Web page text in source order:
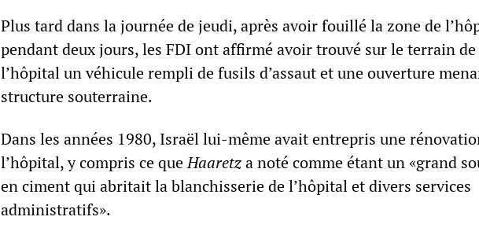
Plus tard dans la journée de jeudi, après avoir fouillé la zone de
pendant deux jours, les FDI ont affirmé avoir trouvé sur le terrain de
l’hôpital un véhicule rempli de fusils d’assaut et une ouverture
structure souterraine.
Dans les années 1980, Israël lui-même avait entrepris une
l’hôpital, y compris ce queHaaretza noté comme étant un «grand
en ciment qui abritait la blanchisserie de l’hôpital et divers services
administratifs».